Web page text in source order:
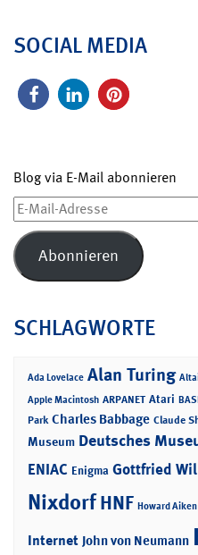
SOCIAL MEDIA
Blog via E-Mail abonnieren
E-
Mail-
Adresse
Abonnieren
SCHLAGWORTE
Ada Lovelace Alan Turing
Apple Macintosh ARPANET Atari
Park Charles Babbage Claude
Museum Deutsches
ENIAC Enigma Gottfried
NixdorfHNF Howard Aiken
Internet John von Neumann